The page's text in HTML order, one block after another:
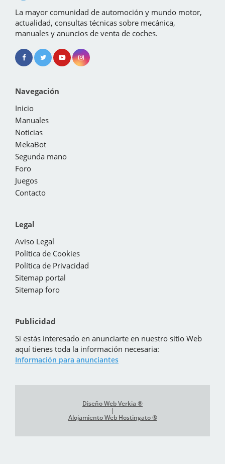
La mayor comunidad de automoción y mundo motor,
actualidad, consultas técnicas sobre mecánica,
manuales y anuncios de venta de coches.
Navegación
Inicio
Manuales
Noticias
MekaBot
Segunda mano
Foro
Juegos
Contacto
Legal
Aviso Legal
Política de Cookies
Política de Privacidad
Sitemap portal
Sitemap foro
Publicidad
Si estás interesado en anunciarte en nuestro sitio Web
aquí tienes toda la información necesaria:
Información para anunciantes
Diseño Web Verkia ®
|
Alojamiento Web Hostingato ®